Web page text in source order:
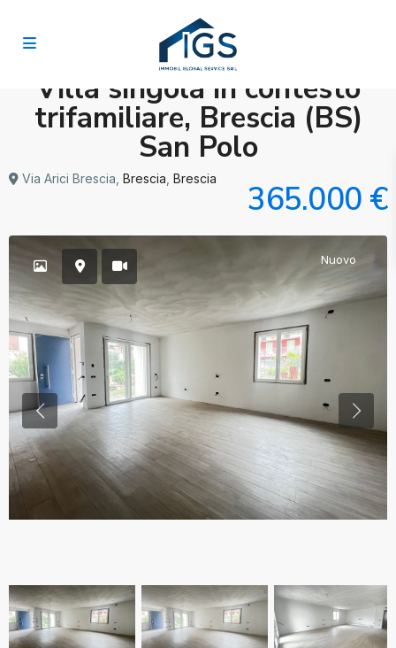
Villa singola in contesto
trifamiliare, Brescia (BS)
San Polo
Via Arici Brescia, Brescia Brescia
365.000 €
Nuovo
Previous